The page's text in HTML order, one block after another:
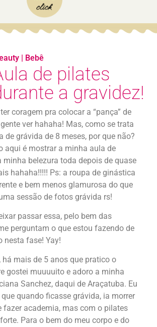
de pilates
a gravidez!
coragem pra colocar a “pança” de
ver hahaha! Mas, como se trata
de grávida de 8 meses, por que não?
aqui é mostrar a minha aula de
minha belezura toda depois de quase
hahaha!!!!! Ps: a roupa de ginástica
e bem menos glamurosa do que
sessão de fotos grávida rs!
passar essa, pelo bem das
perguntam o que estou fazendo de
nesta fase! Yay!
há mais de 5 anos que pratico o
gostei muuuuito e adoro a minha
Sanchez, daqui de Araçatuba. Eu
quando ficasse grávida, ia morrer
fazer academia, mas com o pilates
Para o bem do meu corpo e do
| Bebê